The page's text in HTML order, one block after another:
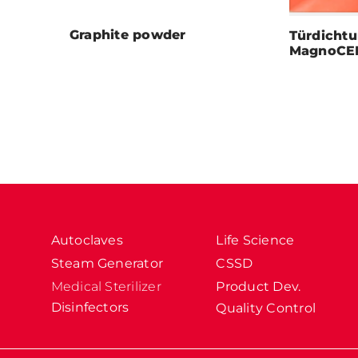
Graphite powder
Autoclaves Life Science
Steam Generator
CSSD
Medical Sterilizer
Product Dev.
Quality Control
Disinfectors